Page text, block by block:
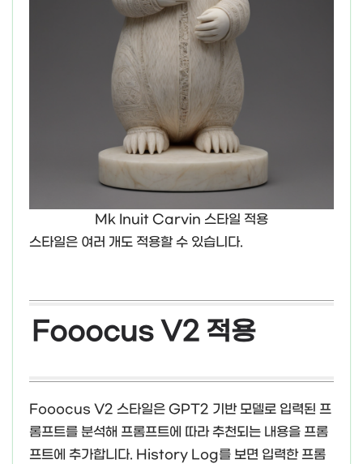
Mk Inuit Carvin 스타일 적용
스타일은 여러 개도 적용할 수 있습니다.
Fooocus V2 적용
Fooocus V2 스타일은 GPT2 기반 모델로 입력된 프
롬프트를 분석해 프롬프트에 따라 추천되는 내용을 프롬
프트에 추가합니다. History Log를 보면 입력한 프롬